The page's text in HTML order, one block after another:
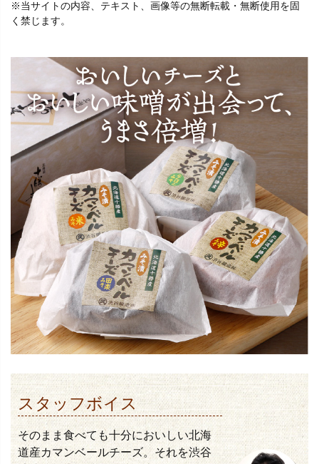
※当サイトの内容、テキスト、画像等の無断転載・無断使用を固
く禁じます。
スタッフボイス
そのまま食べても十分においしい北海
道産カマンベールチーズ。それを渋谷